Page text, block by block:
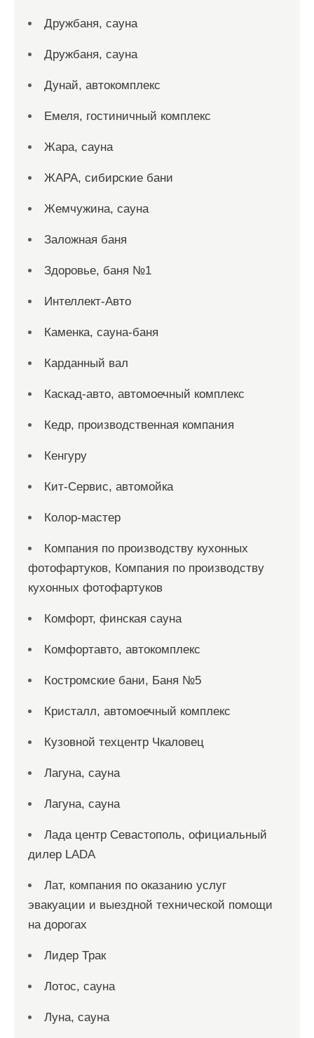
Дружбаня, сауна
Дружбаня, сауна
Дунай, автокомплекс
Емеля, гостиничный комплекс
Жара, сауна
ЖАРА, сибирские бани
Жемчужина, сауна
Заложная баня
Здоровье, баня №1
Интеллект-Авто
Каменка, сауна-баня
Карданный вал
Каскад-авто, автомоечный комплекс
Кедр, производственная компания
Кенгуру
Кит-Сервис, автомойка
Колор-мастер
Компания по производству кухонных
фотофартуков, Компания по производству
кухонных фотофартуков
Комфорт, финская сауна
Комфортавто, автокомплекс
Костромские бани, Баня №5
Кристалл, автомоечный комплекс
Кузовной техцентр Чкаловец
Лагуна, сауна
Лагуна, сауна
Лада центр Севастополь, официальный
дилер LADA
Лат, компания по оказанию услуг
эвакуации и выездной технической помощи
на дорогах
Лидер Трак
Лотос, сауна
Луна, сауна